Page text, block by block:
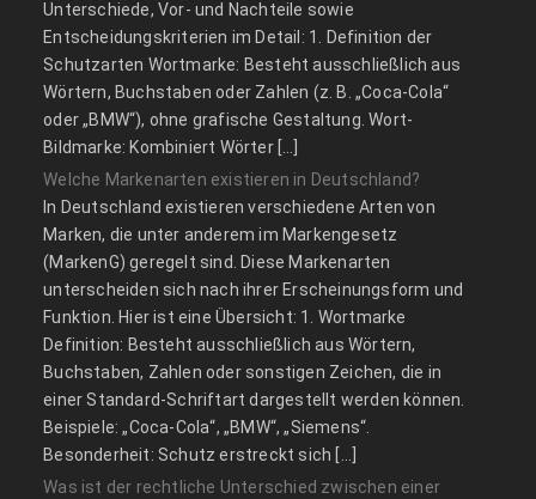
Unterschiede, Vor- und Nachteile sowie
Entscheidungskriterien im Detail: 1. Definition der
Schutzarten Wortmarke: Besteht ausschließlich aus
Wörtern, Buchstaben oder Zahlen (z. B. „Coca-Cola“
oder „BMW“), ohne grafische Gestaltung. Wort-
Bildmarke: Kombiniert Wörter […]
Welche Markenarten existieren in Deutschland?
In Deutschland existieren verschiedene Arten von
Marken, die unter anderem im Markengesetz
(MarkenG) geregelt sind. Diese Markenarten
unterscheiden sich nach ihrer Erscheinungsform und
Funktion. Hier ist eine Übersicht: 1. Wortmarke
Definition: Besteht ausschließlich aus Wörtern,
Buchstaben, Zahlen oder sonstigen Zeichen, die in
einer Standard-Schriftart dargestellt werden können.
Beispiele: „Coca-Cola“, „BMW“, „Siemens“.
Besonderheit: Schutz erstreckt sich […]
Was ist der rechtliche Unterschied zwischen einer